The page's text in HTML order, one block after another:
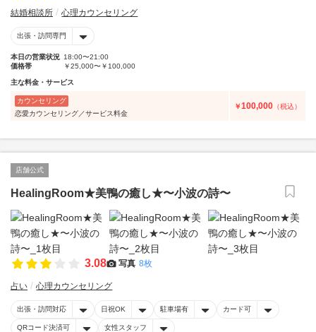
結婚相談所 心理カウンセリング
出張・訪問専門
本日の営業状況 18:00〜21:00
価格帯
￥25,000〜￥100,000
主な料金・サービス
カウンセリング
恋愛カウンセリング／サービス料金
￥100,000 （税込）
店舗公式
HealingRoom★美鴨の癒し★〜小波の詩〜
3.08 写真 8枚
占い 心理カウンセリング
出張・訪問対応 日祝OK 駐車場有 カード可
QRコード決済可 女性スタッフ